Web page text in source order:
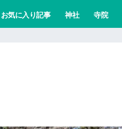
お気に入り記事 神社 寺院